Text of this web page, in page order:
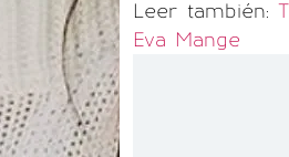
Leer también:
Eva Mange